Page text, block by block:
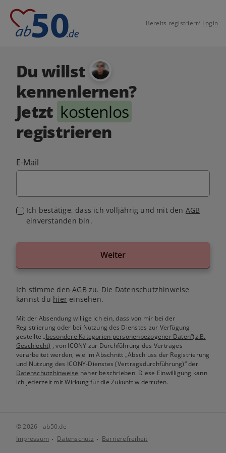
Bereits registriert? Login
Du willst
kennenlernen?
Jetzt kostenlos
registrieren
E-Mail
Ich bestätige, dass ich volljährig und mit den AGB
einverstanden bin.
Weiter
Ich stimme denAGB zu. Die Datenschutzhinweise
kannst du hiereinsehen.
Mit der Absendung willige ich ein, dass von mir bei der
Registrierung oder bei Nutzung des Dienstes zur Verfügung
gestellte„besondere Kategorien personenbezogener Daten“(z.B.
Geschlecht) , von ICONY zur Durchführung des Vertrages
verarbeitet werden, wie im Abschnitt „Abschluss der Registrierung
und Nutzung des ICONY-Dienstes (Vertragsdurchführung)“ der
Datenschutzhinweise näher beschrieben. Diese Einwilligung kann
ich jederzeit mit Wirkung für die Zukunft widerrufen.
© 2026 - ab50.de
Impressum
Datenschutz Barrierefreiheit